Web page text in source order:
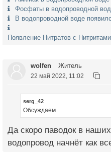
Фосфаты в водопроводной
В водопроводной воде
Появление Нитратов с
wolfen Житель
22 май 2022, 11:02
serg_42
Обсуждаем
Да скоро паводок в
водопровод начнёт как